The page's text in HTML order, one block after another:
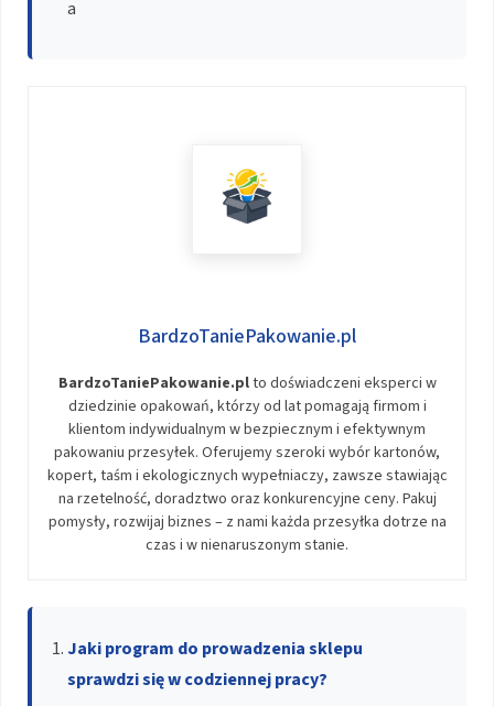
a
BardzoTaniePakowanie.pl
BardzoTaniePakowanie.plto doświadczeni eksperci w
dziedzinie opakowań, którzy od lat pomagają firmom i
klientom indywidualnym w bezpiecznym i efektywnym
pakowaniu przesyłek. Oferujemy szeroki wybór kartonów,
kopert, taśm i ekologicznych wypełniaczy, zawsze stawiając
na rzetelność, doradztwo oraz konkurencyjne ceny. Pakuj
pomysły, rozwijaj biznes – z nami każda przesyłka dotrze na
czas i w nienaruszonym stanie.
Jaki program do prowadzenia sklepu
sprawdzi się w codziennej pracy?